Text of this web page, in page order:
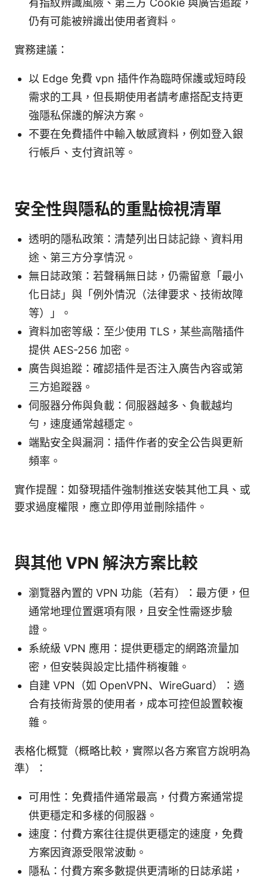
仍有可能被辨識出使用者資料。
實務建議：
以 Edge 免費 vpn 插件作為臨時保護或短時段
需求的工具，但長期使用者請考慮搭配支持更
強隱私保護的解決方案。
不要在免費插件中輸入敏感資料，例如登入銀
行帳戶、支付資訊等。
安全性與隱私的重點檢視清單
透明的隱私政策：清楚列出日誌記錄、資料用
途、第三方分享情況。
無日誌政策：若聲稱無日誌，仍需留意「最小
化日誌」與「例外情況（法律要求、技術故障
等）」。
資料加密等級：至少使用 TLS，某些高階插件
提供 AES-256 加密。
廣告與追蹤：確認插件是否注入廣告內容或第
三方追蹤器。
伺服器分佈與負載：伺服器越多、負載越均
勻，速度通常越穩定。
端點安全與漏洞：插件作者的安全公告與更新
頻率。
實作提醒：如發現插件強制推送安裝其他工具、或
要求過度權限，應立即停用並刪除插件。
與其他 VPN 解決方案比較
瀏覽器內置的 VPN 功能（若有）：最方便，但
通常地理位置選項有限，且安全性需逐步驗
證。
系統級 VPN 應用：提供更穩定的網路流量加
密，但安裝與設定比插件稍複雜。
自建 VPN（如 OpenVPN、WireGuard）：適
合有技術背景的使用者，成本可控但設置較複
雜。
表格化概覽（概略比較，實際以各方案官方說明為
準）：
可用性：免費插件通常最高，付費方案通常提
供更穩定和多樣的伺服器。
速度：付費方案往往提供更穩定的速度，免費
方案因資源受限常波動。
隱私：付費方案多數提供更清晰的日誌承諾，